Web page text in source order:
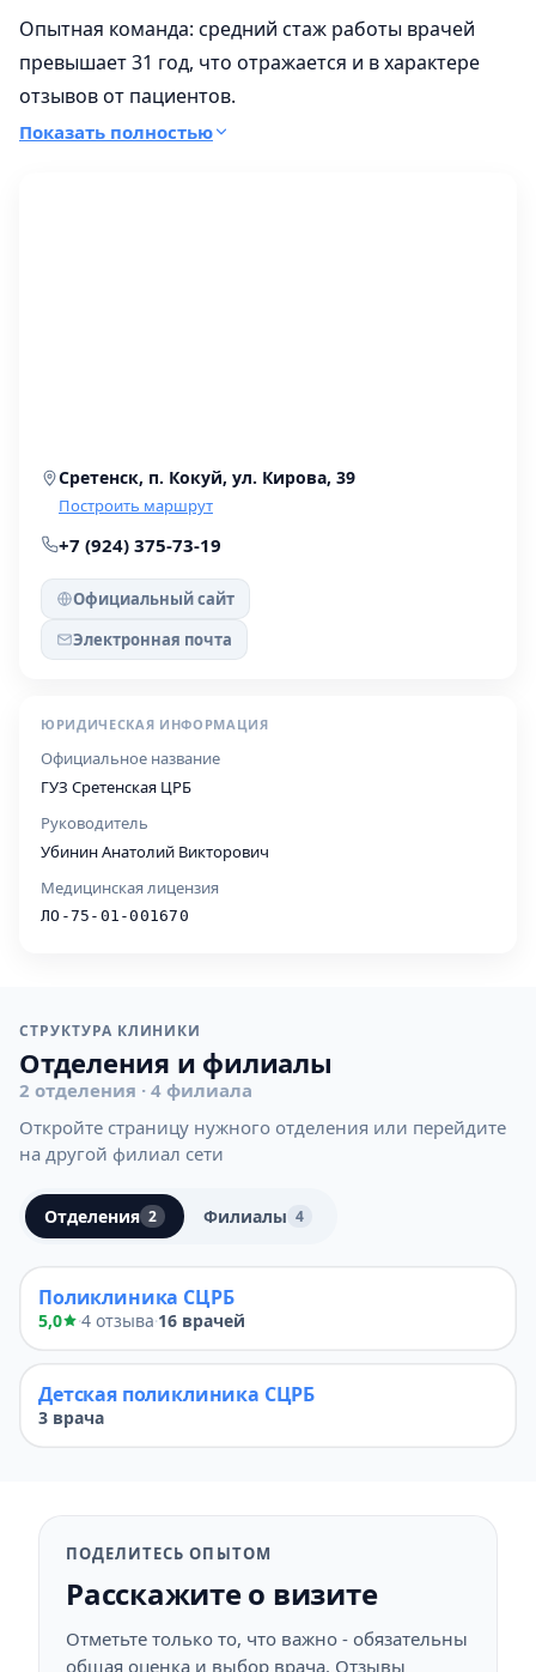
Опытная команда: средний стаж работы врачей
превышает 31 год, что отражается и в характере
отзывов от пациентов.
В составе работает ещё 6 филиалов,
Показать полностью
Сретенск, п. Кокуй, ул. Кирова, 39
Построить маршрут
+7 (924) 375-73-19
Официальный сайт
Электронная почта
ЮРИДИЧЕСКАЯ ИНФОРМАЦИЯ
Официальное название
ГУЗ Сретенская ЦРБ
Руководитель
Убинин Анатолий Викторович
Медицинская лицензия
ЛО-75-01-001670
СТРУКТУРА КЛИНИКИ
Отделения и филиалы
2 отделения · 4 филиала
Откройте страницу нужного отделения или перейдите
на другой филиал сети
Отделения 2 Филиалы 4
Поликлиника СЦРБ
5,0 ·4 отзыва·16 врачей
Детская поликлиника СЦРБ
3 врача
ПОДЕЛИТЕСЬ ОПЫТОМ
Расскажите о визите
Отметьте только то, что важно - обязательны
общая оценка и выбор врача. Отзывы